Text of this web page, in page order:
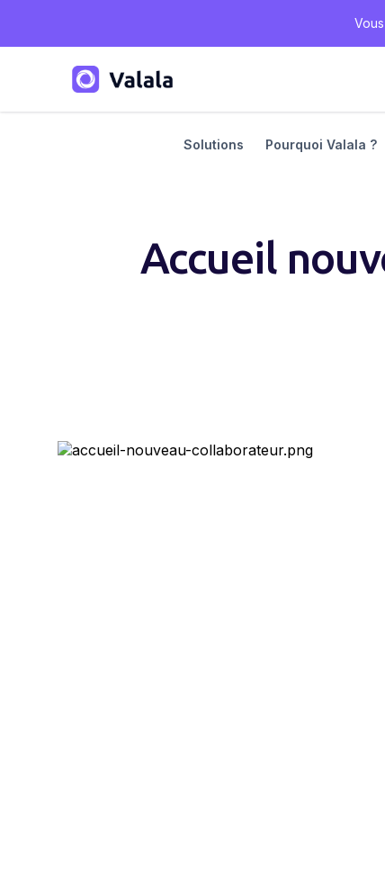
Solutions Pourquoi Valala ?
Accueil